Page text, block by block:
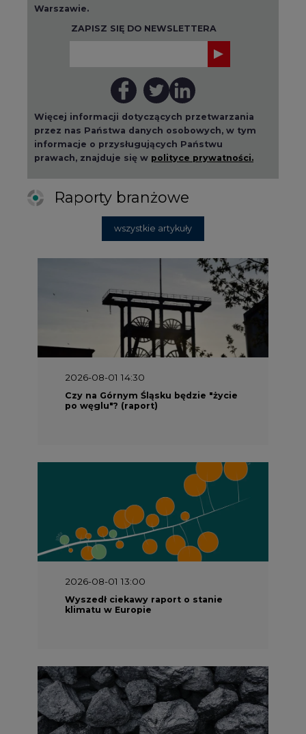
Więcej informacji dotyczących przetwarzania
przez nas Państwa danych osobowych, w tym
informacje o przysługujących Państwu
prawach, znajduje się w polityce prywatności.
Raporty branżowe
2026-08-01 14:30
Czy na Górnym Śląsku będzie "życie
po węglu"? (raport)
2026-08-01 13:00
Wyszedł ciekawy raport o stanie
klimatu w Europie
2026-07-09 10:30